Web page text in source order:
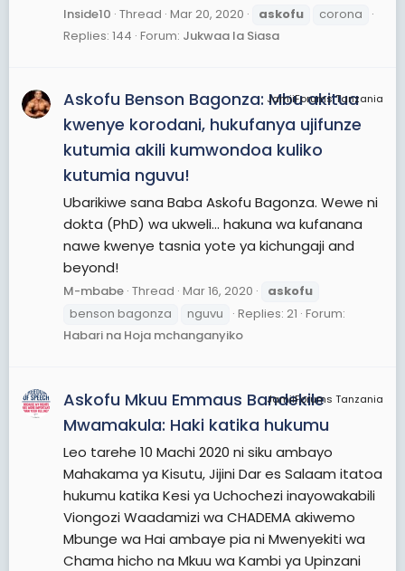
Inside10 Thread Mar 20, 2020 askofu
corona
Replies: 144 Forum: Jukwaa la Siasa
JamiiForums Tanzania
Askofu Benson Bagonza: Mbu akitua
kwenye korodani, hukufanya ujifunze
kutumia akili kumwondoa kuliko
kutumia nguvu!
Ubarikiwe sana Baba Askofu Bagonza. Wewe ni
dokta (PhD) wa ukweli... hakuna wa kufanana
nawe kwenye tasnia yote ya kichungaji and
beyond!
M-mbabe Thread Mar 16, 2020
askofu
benson bagonza
nguvu Replies: 21 Forum:
Habari na Hoja mchanganyiko
JamiiForums Tanzania
Askofu Mkuu Emmaus Bandekile
Mwamakula: Haki katika hukumu
Leo tarehe 10 Machi 2020 ni siku ambayo
Mahakama ya Kisutu, Jijini Dar es Salaam itatoa
hukumu katika Kesi ya Uchochezi inayowakabili
Viongozi Waadamizi wa CHADEMA akiwemo
Mbunge wa Hai ambaye pia ni Mwenyekiti wa
Chama hicho na Mkuu wa Kambi ya Upinzani